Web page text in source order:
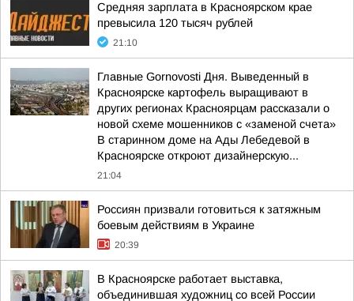
Средняя зарплата в Красноярском крае
превысила 120 тысяч рублей
21:10
Главные Gornovosti Дня. Выведенный в
Красноярске картофель выращивают в
других регионах Красноярцам рассказали о
новой схеме мошенников с «заменой счета»
В старинном доме на Ады Лебедевой в
Красноярске откроют дизайнерскую...
21:04
Россиян призвали готовиться к затяжным
боевым действиям в Украине
20:39
В Красноярске работает выставка,
объединившая художниц со всей России